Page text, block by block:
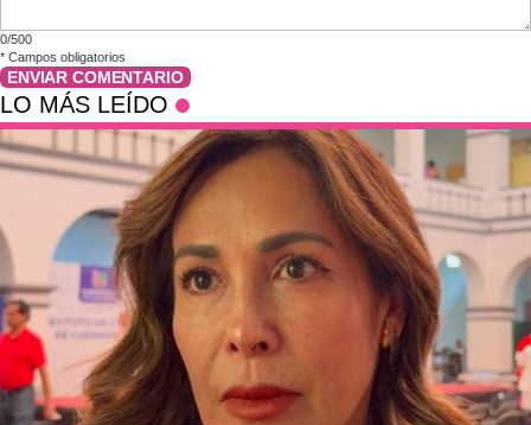
0/500
* Campos obligatorios
ENVIAR COMENTARIO
LO MÁS LEÍDO